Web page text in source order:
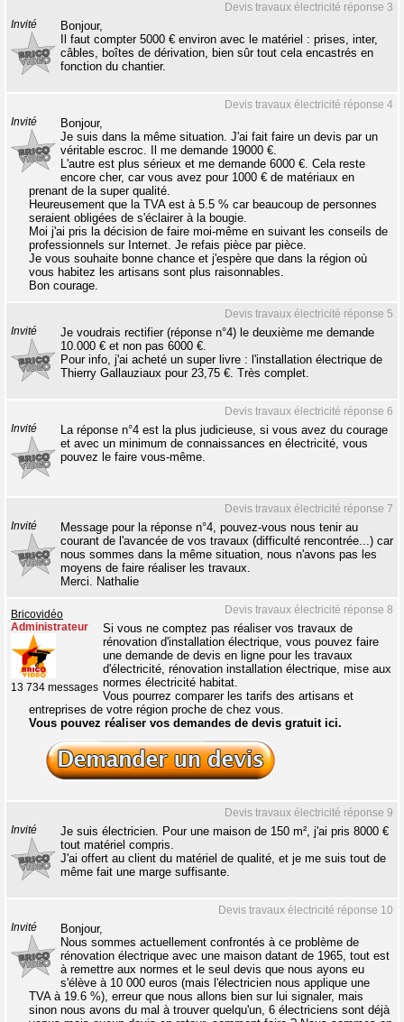
Devis travaux électricité réponse 3
Invité
Bonjour,
Il faut compter 5000 € environ avec le matériel : prises, inter,
câbles, boîtes de dérivation, bien sûr tout cela encastrés en
fonction du chantier.
Devis travaux électricité réponse 4
Invité
Bonjour,
Je suis dans la même situation. J'ai fait faire un devis par un
véritable escroc. Il me demande 19000 €.
L'autre est plus sérieux et me demande 6000 €. Cela reste
encore cher, car vous avez pour 1000 € de matériaux en
prenant de la super qualité.
Heureusement que la TVA est à 5.5 % car beaucoup de personnes
seraient obligées de s'éclairer à la bougie.
Moi j'ai pris la décision de faire moi-même en suivant les conseils de
professionnels sur Internet. Je refais pièce par pièce.
Je vous souhaite bonne chance et j'espère que dans la région où
vous habitez les artisans sont plus raisonnables.
Bon courage.
Devis travaux électricité réponse 5
Invité
Je voudrais rectifier (réponse n°4) le deuxième me demande
10.000 € et non pas 6000 €.
Pour info, j'ai acheté un super livre : l'installation électrique de
Thierry Gallauziaux pour 23,75 €. Très complet.
Devis travaux électricité réponse 6
Invité
La réponse n°4 est la plus judicieuse, si vous avez du courage
et avec un minimum de connaissances en électricité, vous
pouvez le faire vous-même.
Devis travaux électricité réponse 7
Invité
Message pour la réponse n°4, pouvez-vous nous tenir au
courant de l'avancée de vos travaux (difficulté rencontrée...) car
nous sommes dans la même situation, nous n'avons pas les
moyens de faire réaliser les travaux.
Merci. Nathalie
Devis travaux électricité réponse 8
Bricovidéo
Administrateur
13 734 messages
Si vous ne comptez pas réaliser vos travaux de
rénovation d'installation électrique, vous pouvez faire
une demande de devis en ligne pour les travaux
d'électricité, rénovation installation électrique, mise aux
normes électricité habitat.
Vous pourrez comparer les tarifs des artisans et
entreprises de votre région proche de chez vous.
Vous pouvez réaliser vos demandes de devis gratuit ici.
Devis travaux électricité réponse 9
Invité
Je suis électricien. Pour une maison de 150 m², j'ai pris 8000 €
tout matériel compris.
J'ai offert au client du matériel de qualité, et je me suis tout de
même fait une marge suffisante.
Devis travaux électricité réponse 10
Invité
Bonjour,
Nous sommes actuellement confrontés à ce problème de
rénovation électrique avec une maison datant de 1965, tout est
à remettre aux normes et le seul devis que nous ayons eu
s'élève à 10 000 euros (mais l'électricien nous applique une
TVA à 19.6 %), erreur que nous allons bien sur lui signaler, mais
sinon nous avons du mal à trouver quelqu'un, 6 électriciens sont déjà